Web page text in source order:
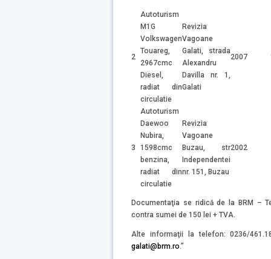
2
Autoturism
M1G
Volkswagen
Touareg,
2967cmc
Diesel,
radiat din
circulatie
Revizia
Vagoane
Galati, strada
Alexandru
Davilla nr. 1,
Galati
2007
3
Autoturism
Daewoo
Nubira,
1598cmc
benzina,
radiat din
circulatie
Revizia
Vagoane
Buzau, str
Independentei
nr. 151, Buzau
2002
Documentaţia se ridică de la BRM –
contra sumei de 150 lei + TVA.
Alte informaţii la telefon: 0236/
galati@brm.ro.”